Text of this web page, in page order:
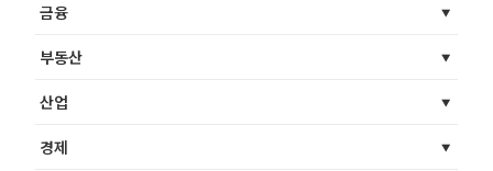
금융
부동산
산업
경제